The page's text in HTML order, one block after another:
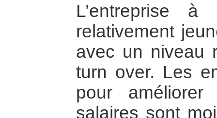
L’entreprise
relativement
avec un niveau
turn over. Les
pour
salaires sont